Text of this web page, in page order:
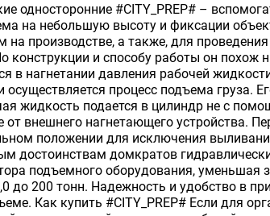
односторонние #CITY_PREP# –
на небольшую высоту и фиксации
на производстве, а также, для
конструкции и способу работы он
в нагнетании давления рабочей
процесс подъема груза.
жидкость подается в цилиндр не с
внешнего нагнетающего устройства.
положении для исключения
достоинствам домкратов
подъемного оборудования, уменьшая
до 200 тонн. Надежность и удобство в
Как купить #CITY_PREP# Если для